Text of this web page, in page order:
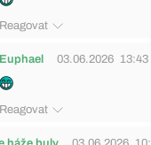
Reagovat
Euphael 03.06.2026 13:43
Reagovat